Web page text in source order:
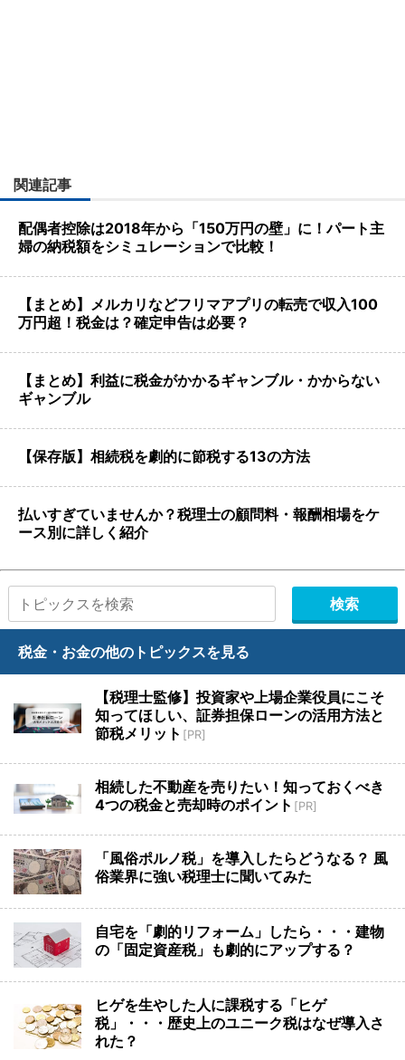
関連記事
配偶者控除は2018年から「150万円の壁」に！パート主
婦の納税額をシミュレーションで比較！
【まとめ】メルカリなどフリマアプリの転売で収入100
万円超！税金は？確定申告は必要？
【まとめ】利益に税金がかかるギャンブル・かからない
ギャンブル
【保存版】相続税を劇的に節税する13の方法
払いすぎていませんか？税理士の顧問料・報酬相場をケ
ース別に詳しく紹介
税金・お金の他のトピックスを見る
【税理士監修】投資家や上場企業役員にこそ
知ってほしい、証券担保ローンの活用方法と
節税メリット [PR]
相続した不動産を売りたい！知っておくべき
4つの税金と売却時のポイント [PR]
「風俗ポルノ税」を導入したらどうなる？ 風
俗業界に強い税理士に聞いてみた
自宅を「劇的リフォーム」したら・・・建物
の「固定資産税」も劇的にアップする？
ヒゲを生やした人に課税する「ヒゲ
税」・・・歴史上のユニーク税はなぜ導入さ
れた？